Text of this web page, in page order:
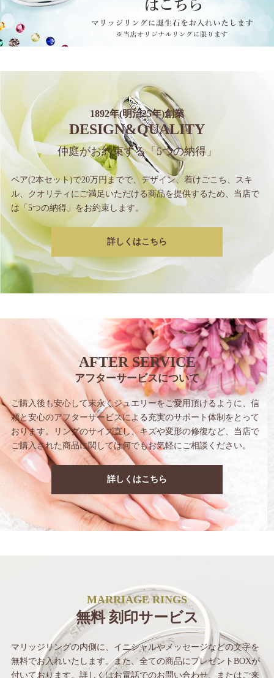
1892年(明治25年)創業
DESIGN&QUALITY
仲庭がお約束する「5つの納得」
ペア(2本セット)で20万円までで、 デザイン、着けごこち、スキ
ル、クオリティにご満足いただける商品を提供するため、 当店で
は「5つの納得」をお約束します。
詳しくはこちら
AFTER SERVICE
アフターサービスについて
ご購入後も安心して末永くジュエリーをご愛用頂けるように、信
頼と安心のアフターサービスによる充実のサポート体制をとって
おります。
リングのサイズ直し、キズや変形の修復など、 当店で
ご購入された商品に関しては何でもお気軽にご相談ください。
詳しくはこちら
MARRIAGE RINGS
無料 刻印サービス
マリッジリングの内側に、イニシャルやメッセージなどの文字を
無料でお入れいたします。また、全ての商品にプレゼントBOXが
付いております。詳しくはお電話でのお問い合わせ、 またはご来